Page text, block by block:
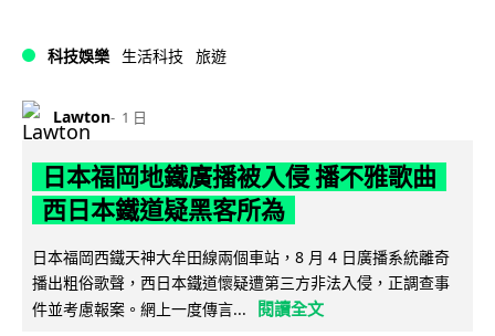
科技娛樂 生活科技 旅遊
Lawton 1 日
日本福岡地鐵廣播被入侵 播不雅歌曲
西日本鐵道疑黑客所為
日本福岡西鐵天神大牟田線兩個車站，8 月 4 日廣播系統離奇
播出粗俗歌聲，西日本鐵道懷疑遭第三方非法入侵，正調查事
件並考慮報案。網上一度傳言...
閱讀全文